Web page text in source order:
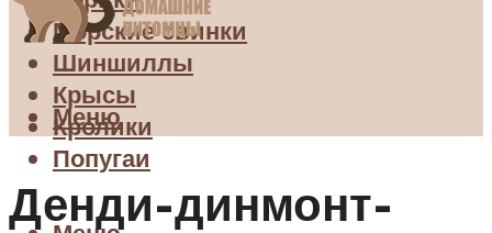
Морские свинки
Шиншиллы
Крысы
Кролики
Попугаи
Меню
Денди-динмонт-